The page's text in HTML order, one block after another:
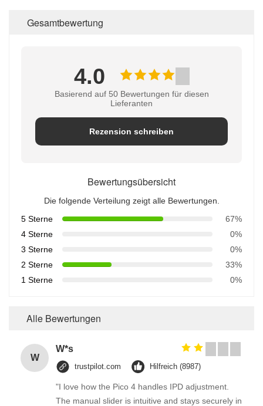
Gesamtbewertung
4.0
Basierend auf 50 Bewertungen für diesen
Lieferanten
Rezension schreiben
Bewertungsübersicht
Die folgende Verteilung zeigt alle Bewertungen.
5 Sterne
67%
4 Sterne
0%
3 Sterne
0%
2 Sterne
33%
1 Sterne
0%
Alle Bewertungen
W
W*s
trustpilot.com Hilfreich (8987)
"I love how the Pico 4 handles IPD adjustment.
The manual slider is intuitive and stays securely in